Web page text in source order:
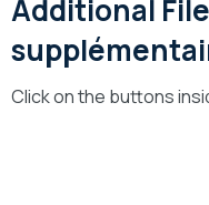
Additional
Click on the buttons